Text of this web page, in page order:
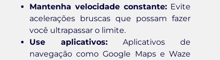
Mantenha velocidade constante: Evite
acelerações bruscas que possam fazer
você ultrapassar o limite.
Use aplicativos: Aplicativos de
navegação como Google Maps e Waze